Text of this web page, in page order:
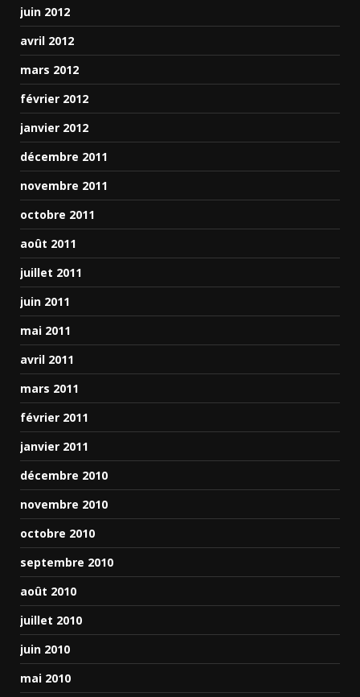
juin 2012
avril 2012
mars 2012
février 2012
janvier 2012
décembre 2011
novembre 2011
octobre 2011
août 2011
juillet 2011
juin 2011
mai 2011
avril 2011
mars 2011
février 2011
janvier 2011
décembre 2010
novembre 2010
octobre 2010
septembre 2010
août 2010
juillet 2010
juin 2010
mai 2010